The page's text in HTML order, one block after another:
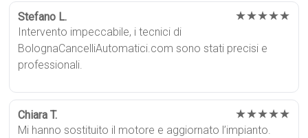
Stefano L. ★★★★★
Intervento impeccabile, i tecnici di
BolognaCancelliAutomatici.com sono stati precisi e
professionali.
Chiara T. ★★★★★
Mi hanno sostituito il motore e aggiornato l’impianto.